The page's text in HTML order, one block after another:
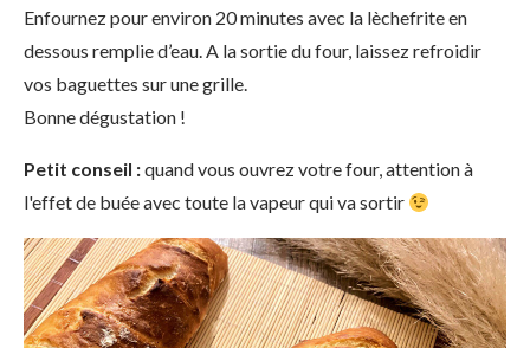
Enfournez pour environ 20 minutes avec la lèchefrite en
dessous remplie d’eau. A la sortie du four, laissez refroidir
vos baguettes sur une grille.
Bonne dégustation !
Petit conseil :quand vous ouvrez votre four, attention à
l'effet de buée avec toute la vapeur qui va sortir